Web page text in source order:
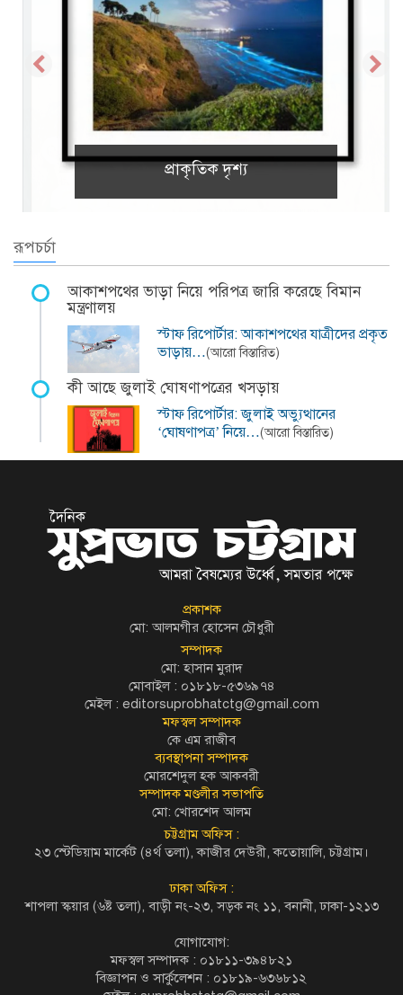
প্রাকৃতিক দৃশ্য
রূপচর্চা
আকাশপথের ভাড়া নিয়ে পরিপত্র জারি করেছে বিমান
মন্ত্রণালয়
স্টাফ রিপোর্টার: আকাশপথের যাত্রীদের প্রকৃত
ভাড়ায়…(আরো বিস্তারিত)
কী আছে জুলাই ঘোষণাপত্রের খসড়ায়
স্টাফ রিপোর্টার: জুলাই অভ্যুত্থানের
‘ঘোষণাপত্র’ নিয়ে…(আরো বিস্তারিত)
প্রকাশক
মো: আলমগীর হোসেন চৌধুরী
সম্পাদক
মো: হাসান মুরাদ
মোবাইল : ০১৮১৮-৫৩৬৯৭৪
মেইল : editorsuprobhatctg@gmail.com
মফস্বল সম্পাদক
কে এম রাজীব
ব্যবস্থাপনা সম্পাদক
মোরশেদুল হক আকবরী
সম্পাদক মণ্ডলীর সভাপতি
মো: খোরশেদ আলম
চট্টগ্রাম অফিস :
২৩ স্টেডিয়াম মার্কেট (৪র্থ তলা), কাজীর দেউরী, কতোয়ালি, চট্টগ্রাম।
ঢাকা অফিস :
শাপলা স্কয়ার (৬ষ্ট তলা), বাড়ী নং-২৩, সড়ক নং ১১, বনানী, ঢাকা-১২১৩
যোগাযোগ:
মফস্বল সম্পাদক : ০১৮১১-৩৯৪৮২১
বিজ্ঞাপন ও সার্কুলেশন : ০১৮১৯-৬৩৬৮১২